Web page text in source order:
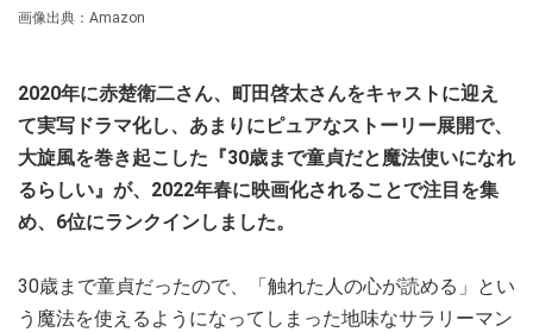
画像出典：Amazon
2020年に赤楚衛二さん、町田啓太さんをキャストに迎え
て実写ドラマ化し、あまりにピュアなストーリー展開で、
大旋風を巻き起こした『30歳まで童貞だと魔法使いになれ
るらしい』が、2022年春に映画化されることで注目を集
め、6位にランクインしました。
30歳まで童貞だったので、「触れた人の心が読める」とい
う魔法を使えるようになってしまった地味なサラリーマン